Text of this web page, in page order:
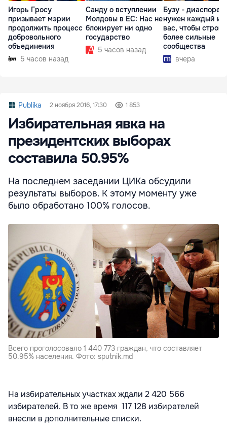
Игорь Гросу
призывает мэрии
продолжить процесс
добровольного
объединения
5 часов назад
Санду о вступлении
Молдовы в ЕС: Нас не
блокирует ни одно
государство
5 часов назад
Бузу - диаспоре:
нужен каждый из
вас, чтобы
более сильные
сообщества
вчера
Publika 2 ноября 2016, 17:30 1 853
Избирательная явка на
президентских выборах
составила 50.95%
На последнем заседании ЦИКа обсудили
результаты выборов. К этому моменту уже
было обработано 100% голосов.
Всего проголосовало 1 440 773 граждан, что составляет
50.95% населения. Фото: sputnik.md
На избирательных участках ждали 2 420 566
избирателей. В то же время 117 128 избирателей
внесли в дополнительные списки.